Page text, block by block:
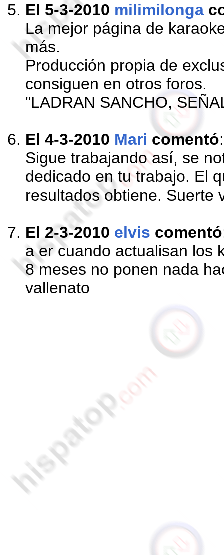
El 5-3-2010 milimilonga
La mejor página de
más.
Producción propia de
consiguen en otros foros.
"LADRAN SANCHO,
El 4-3-2010 Mari comentó:
Sigue trabajando así, se
dedicado en tu trabajo. El
resultados obtiene. Suerte
El 2-3-2010 elvis comentó
a er cuando actualisan los
8 meses no ponen nada
vallenato